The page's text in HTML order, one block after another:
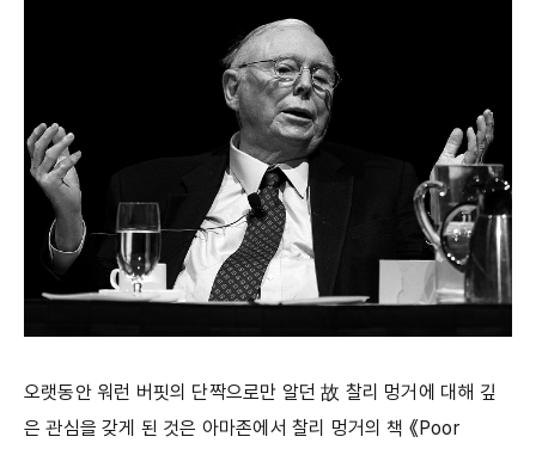
오랫동안 워런 버핏의 단짝으로만 알던 故 찰리 멍거에 대해 깊
은 관심을 갖게 된 것은 아마존에서 찰리 멍거의 책 《Poor